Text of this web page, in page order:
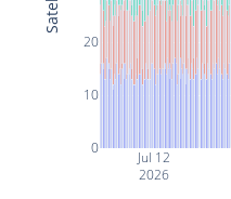
Jul 12
2026
0
10
20